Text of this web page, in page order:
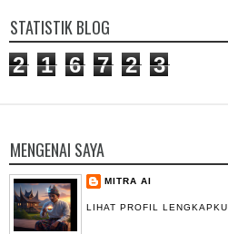
STATISTIK BLOG
2 1 6 7 2 3
MENGENAI SAYA
MITRA AI
LIHAT PROFIL LENGKAPKU